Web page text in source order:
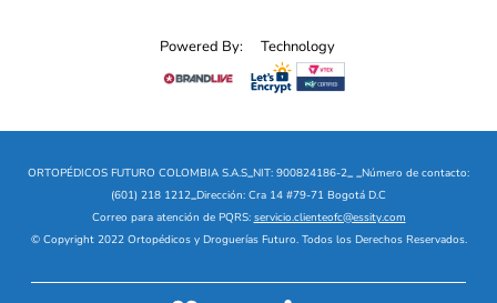
Powered By: Technology
ORTOPÉDICOS FUTURO COLOMBIA S.A.S_NIT: 900824186-2_ _Número de contacto:
(601) 218 1212_Dirección: Cra 14 #79-71 Bogotá D.C
Correo para atención de PQRS: servicio.clienteofc@essity.com
© Copyright 2022 Ortopédicos y Droguerías Futuro. Todos los Derechos Reservados.